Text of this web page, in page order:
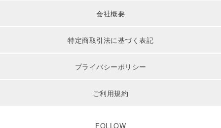
会社概要
特定商取引法に基づく表記
プライバシーポリシー
ご利用規約
FOLLOW